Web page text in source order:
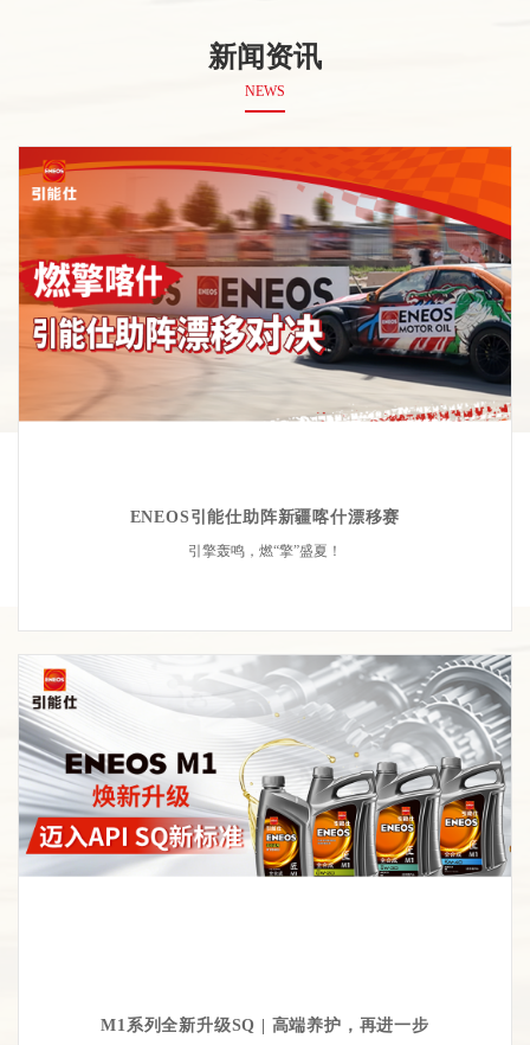
新闻资讯
NEWS
ENEOS引能仕助阵新疆喀什漂移赛
引擎轰鸣，燃“擎”盛夏！
M1系列全新升级SQ | 高端养护，再进一步